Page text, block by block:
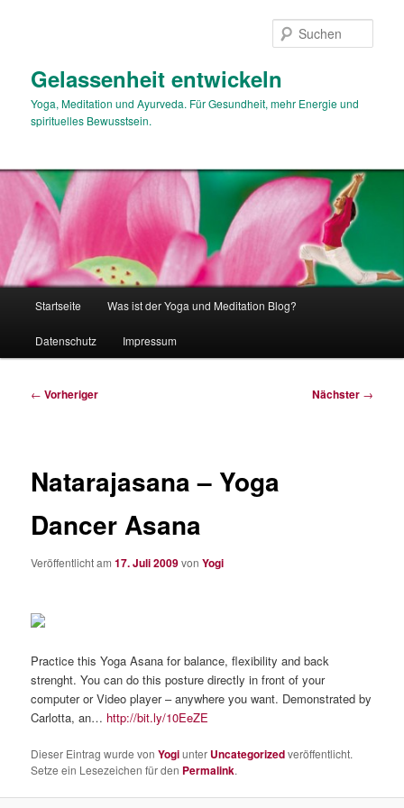
Gelassenheit entwickeln
Yoga, Meditation und Ayurveda. Für Gesundheit, mehr Energie und
spirituelles Bewusstsein.
Startseite Was ist der Yoga und Meditation Blog?
Datenschutz Impressum
Beitragsnavigation
← Vorheriger Nächster →
Natarajasana – Yoga
Dancer Asana
Veröffentlicht am17. Juli 2009vonYogi
Practice this Yoga Asana for balance, flexibility and back
strenght. You can do this posture directly in front of your
computer or Video player – anywhere you want. Demonstrated by
Carlotta, an… http://bit.ly/10EeZE
Dieser Eintrag wurde vonYogiunter Uncategorizedveröffentlicht.
Setze ein Lesezeichen für den Permalink.